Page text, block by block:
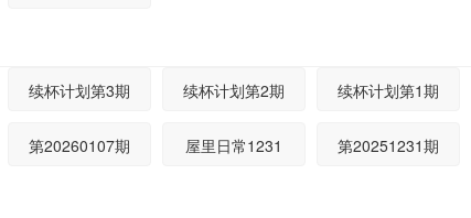
续杯计划第3期 续杯计划第2期 续杯计划第1期
第20260107期 屋里日常1231 第20251231期